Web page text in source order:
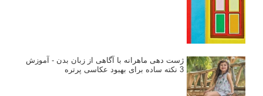
ژست دهی ماهرانه با آگاهی از زبان بدن - آموزش
3 نکته ساده برای بهبود عکاسی پرتره